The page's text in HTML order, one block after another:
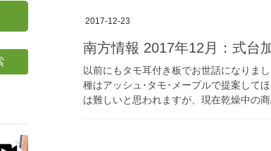
2017-12-23
南方情報 2017年12月：式台
以前にもタモ耳付き板でお世話になりま
種はアッシュ･タモ･メープルで提案して
は難しいと思われますが、現在乾燥中の